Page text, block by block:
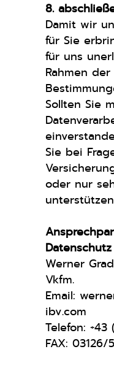
8.
Damit wir
für Sie
für uns
Rahmen
Sollten Sie
Sie bei
oder nur
Datenschutz
Werner
Vkfm.
Email:
ibv.com
Telefon: +43
FAX: